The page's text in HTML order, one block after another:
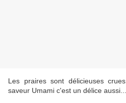
Les praires sont délicieuses
saveur Umami c'est un délice